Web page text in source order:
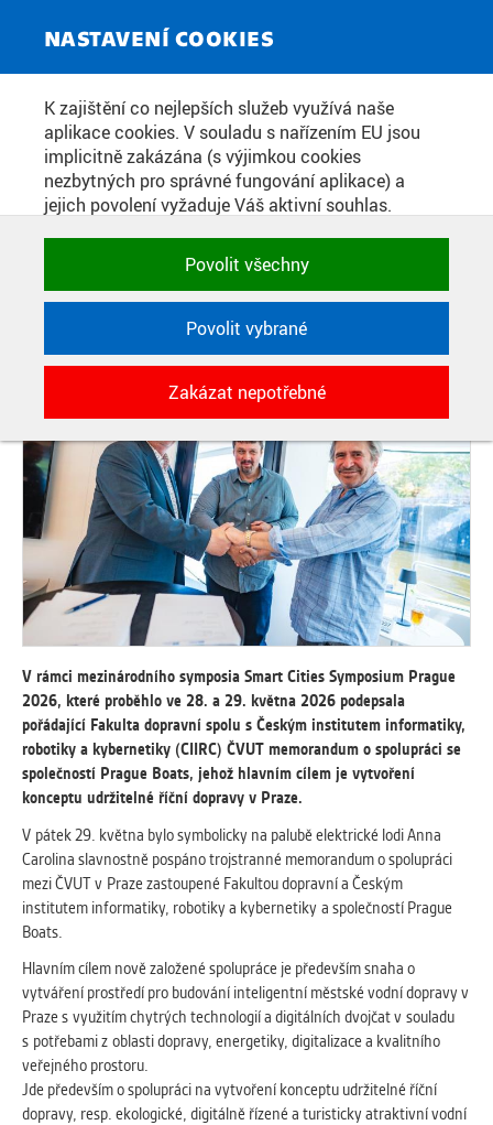
NASTAVENÍ COOKIES
K zajištění co nejlepších služeb využívá naše
aplikace cookies. V souladu s nařízením EU jsou
implicitně zakázána (s výjimkou cookies
nezbytných pro správné fungování aplikace) a
jejich povolení vyžaduje Váš aktivní souhlas.
zakázat, případně vybrat a povolit cookies podle
kategorie. Svoje rozhodnutí můžete samozřejmě
kdykoli změnit.
POTŘEBNÉ
Technické cookies využívané aplikacemi
ČVUT pro uchování jejich nastavení,
vlastností a identifikátorů relace. Jsou
nezbytné pro správné fungování a jsou
vždy aktivní.
ANALYTICKÉ
Slouží pro získávání anonymizovaných
statistických údajů, které nám pomáhají
vylepšovat naše aplikace. Zpravidla jde o
cookies systémů třetích stran, které k
těmto účelům využíváme.
MARKETINGOVÉ
Využívané za účelem zobrazení
správných nabídek a cílení obsahu podle
Vašich preferencí. Zpravidla jde o
cookies systémů třetích stran, které nám
s analýzou uživatelského chování
pomáhají.
OSTATNÍ
Cookies, které aplikace nedokáže zařadit.
Naším cílem je, aby tato kategorie
zůstala prázdná a všechny cookies byly
přiřazeny do některé z kategorií
uvedených výše.
Povolit všechny
Povolit vybrané
Zakázat nepotřebné
ZPRAVODAJSKÝ SERVIS
NOVÁ SPOLUPRÁCE ČVUT V
OBLASTI UDRŽITELNÉ ŘÍČNÍ
DOPRAVY JAKO SOUČÁST
FUNKČNÍ DOPRAVY V PRAZE
Datum zveřejnění:2. 6. 2026
V rámci mezinárodního symposia Smart Cities Symposium Prague
2026, které proběhlo ve 28. a 29. května 2026 podepsala
pořádající Fakulta dopravní spolu s Českým institutem informatiky,
robotiky a kybernetiky (CIIRC) ČVUT memorandum o spolupráci se
společností Prague Boats, jehož hlavním cílem je vytvoření
konceptu udržitelné říční dopravy v Praze.
V pátek 29. května bylo symbolicky na palubě elektrické lodi Anna
Carolina slavnostně pospáno trojstranné memorandum o spolupráci
mezi ČVUT v Praze zastoupené Fakultou dopravní a Českým
institutem informatiky, robotiky a kybernetiky a společností Prague
Boats.
Hlavním cílem nově založené spolupráce je především snaha o
vytváření prostředí pro budování inteligentní městské vodní dopravy v
Praze s využitím chytrých technologií a digitálních dvojčat v souladu
s potřebami z oblasti dopravy, energetiky, digitalizace a kvalitního
veřejného prostoru.
Jde především o spolupráci na vytvoření konceptu udržitelné říční
dopravy, resp. ekologické, digitálně řízené a turisticky atraktivní vodní